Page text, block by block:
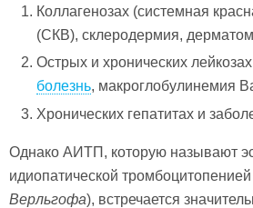
Коллагенозах (системная
(СКВ), склеродермия,
Острых и хронических
болезнь, макроглобулинемия
Хронических гепатитах и
Однако АИТП, которую называют
идиопатической
Верльгофа), встречается